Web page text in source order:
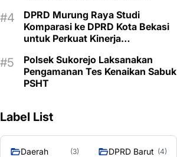
DPRD Murung Raya Studi
Komparasi ke DPRD Kota Bekasi
untuk Perkuat Kinerja
Polsek Sukorejo Laksanakan
Pengamanan Tes Kenaikan Sabuk
PSHT
Label List
Daerah (3) DPRD Barut (4)